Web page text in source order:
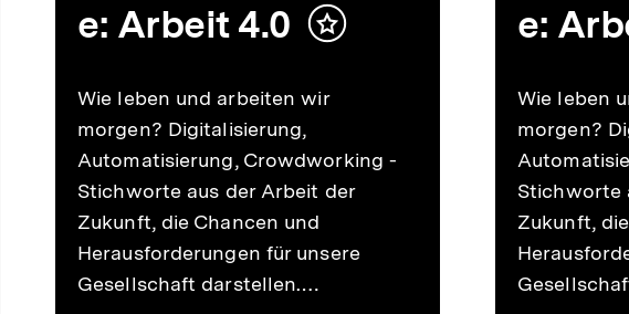
e: Arbeit 4.0
Inhalt
Wie leben und arbeiten wir
morgen? Digitalisierung,
Automatisierung, Crowdworking -
Stichworte aus der Arbeit der
Zukunft, die Chancen und
Herausforderungen für unsere
Gesellschaft darstellen.…
e:
Wie leben
morgen?
Stichworte
Zukunft,